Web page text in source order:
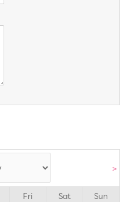
>
Fri Sat
Sun